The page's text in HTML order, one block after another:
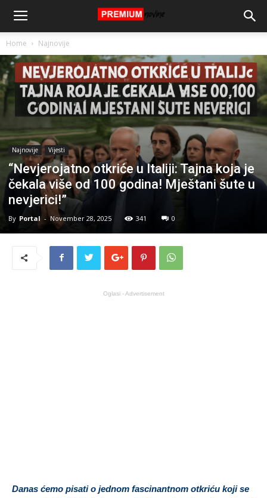
Home Najnovije
Najnovije Vijesti
“Nevjerojatno otkriće u Italiji: Tajna koja je
čekala više od 100 godina! Mještani šute u
nevjerici!”
By Portal - November 28, 2025 341 0
Oglasi - Advertisement
Danas ćemo pisati o jednom fascinantnom otkriću koji se